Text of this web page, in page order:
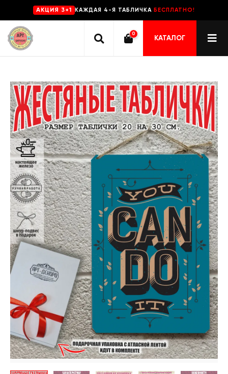
AKЦИЯ 3+1 КАЖДАЯ 4-Я ТАБЛИЧКА БЕСПЛАТНО!
0
КАТАЛОГ